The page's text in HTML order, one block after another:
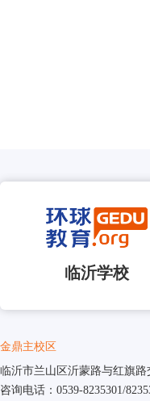
临沂学校
金鼎主校区
临沂市兰山区沂蒙路与红旗
咨询电话：0539-8235301/